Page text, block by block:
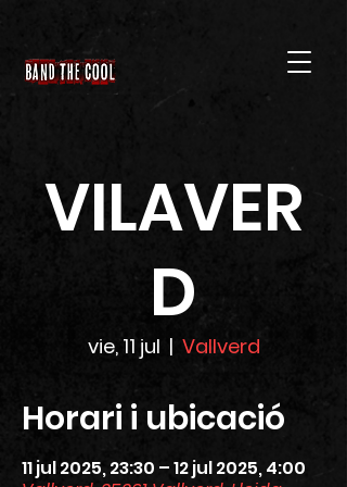
VILAVER
D
vie, 11 jul
  |
Vallverd
Horari i ubicació
11 jul 2025, 23:30 – 12 jul 2025, 4:00